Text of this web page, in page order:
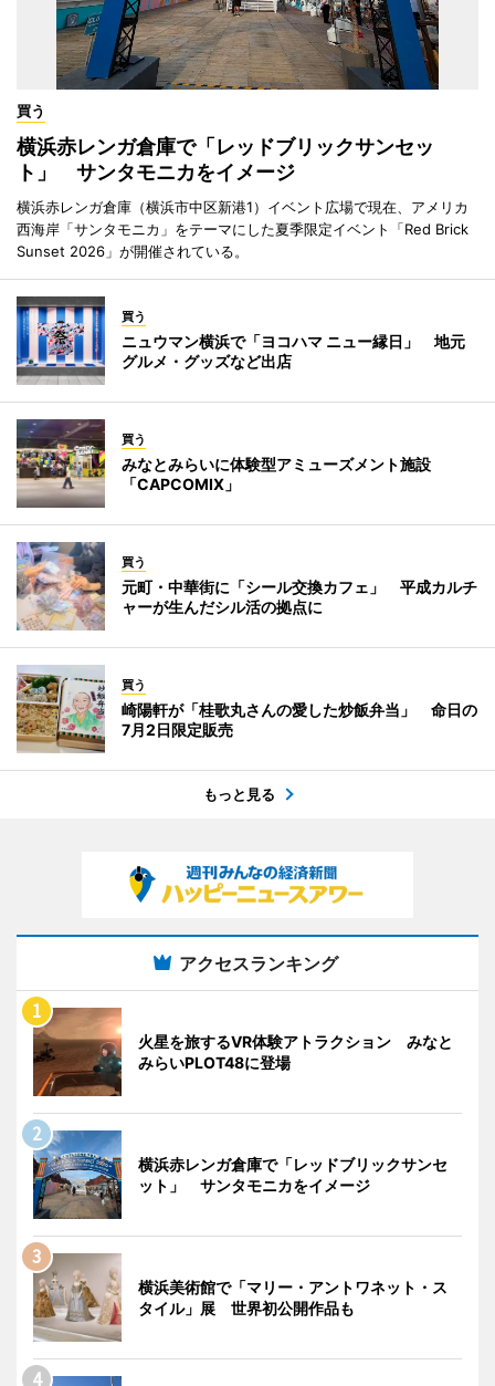
買う
横浜赤レンガ倉庫で「レッドブリックサンセッ
ト」 サンタモニカをイメージ
横浜赤レンガ倉庫（横浜市中区新港1）イベント広場で現在、アメリカ
西海岸「サンタモニカ」をテーマにした夏季限定イベント「Red Brick
Sunset 2026」が開催されている。
買う
ニュウマン横浜で「ヨコハマ ニュー縁日」 地元
グルメ・グッズなど出店
買う
みなとみらいに体験型アミューズメント施設
「CAPCOMIX」
買う
元町・中華街に「シール交換カフェ」 平成カルチ
ャーが生んだシル活の拠点に
買う
崎陽軒が「桂歌丸さんの愛した炒飯弁当」 命日の
7月2日限定販売
もっと見る
アクセスランキング
火星を旅するVR体験アトラクション みなと
みらいPLOT48に登場
横浜赤レンガ倉庫で「レッドブリックサンセ
ット」 サンタモニカをイメージ
横浜美術館で「マリー・アントワネット・ス
タイル」展 世界初公開作品も